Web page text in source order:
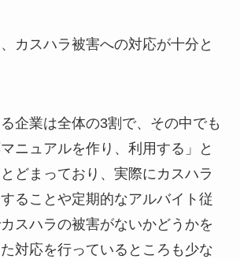
カスハラ被害への対応が十分と
企業は全体の3割で、その中でも
マニュアルを作り、利用する」と
どまっており、実際にカスハラ
ることや定期的なアルバイト従
スハラの被害がないかどうかを
対応を行っているところも少な